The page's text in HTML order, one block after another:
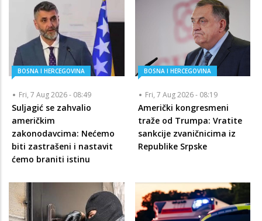
BOSNA I HERCEGOVINA
Fri, 7 Aug 2026 - 08:49
Suljagić se zahvalio
američkim
zakonodavcima: Nećemo
biti zastrašeni i nastavit
ćemo braniti istinu
BOSNA I HERCEGOVINA
Fri, 7 Aug 2026 - 08:19
Američki kongresmeni
traže od Trumpa: Vratite
sankcije zvaničnicima iz
Republike Srpske